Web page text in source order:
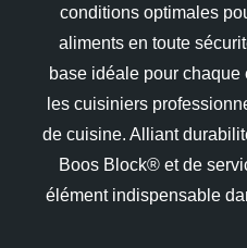
conditions optimales
aliments en toute
base idéale pour chaque
les cuisiniers
de cuisine. Alliant
Boos Block® et de
élément indispensable